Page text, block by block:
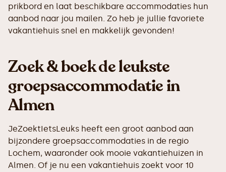
prikbord en laat beschikbare accommodaties hun
aanbod naar jou mailen. Zo heb je jullie favoriete
vakantiehuis snel en makkelijk gevonden!
Zoek & boek de leukste
groepsaccommodatie in
Almen
JeZoektIetsLeuks heeft een groot aanbod aan
bijzondere groepsaccommodaties in de regio
Lochem, waaronder ook mooie vakantiehuizen in
Almen. Of je nu een vakantiehuis zoekt voor 10